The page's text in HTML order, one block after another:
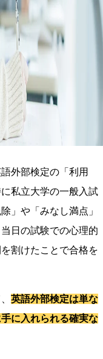
外部検定の「利用
私立大学の一般入試
」や「みなし満点」
日の試験での心理的
割けたことで合格を
英語外部検定は単な
に入れられる確実な